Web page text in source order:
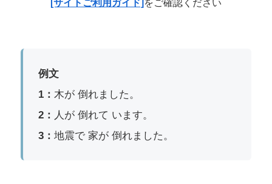
[サイトご利用ガイド] をご確認ください
例文
1： 木が 倒れました。
2：
人が 倒れて います。
3：地震で 家が 倒れました。